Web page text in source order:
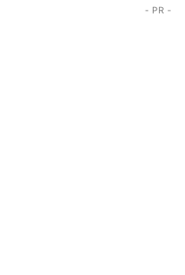
- PR -